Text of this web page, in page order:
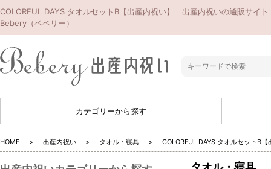
COLORFUL DAYS タオルセットB【出産内祝い】｜出産内祝いの通販サイト
Bebery（ベベリー）
カテゴリーから探す
HOME 出産内祝い タオル・寝具 COLORFUL DAYS タオルセットB【